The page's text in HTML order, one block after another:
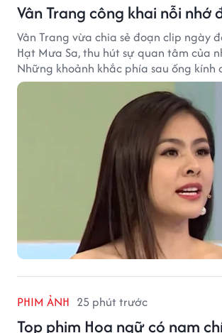
Vân Trang công khai nỗi nhớ
Vân Trang vừa chia sẻ đoạn clip ngày
Hạt Mưa Sa, thu hút sự quan tâm của
Những khoảnh khắc phía sau ống kính
cảm đặc biệt mà nữ diễn viên dành
PHIM ẢNH 25 phút trước
Top phim Hoa ngữ có nam